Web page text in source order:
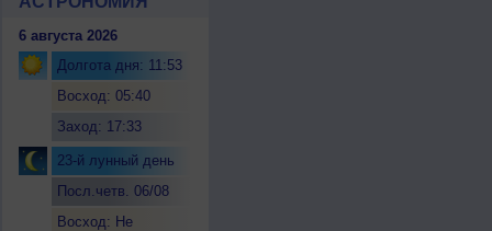
6 августа 2026
Долгота дня: 11:53
Восход: 05:40
Заход: 17:33
23-й лунный день
Посл.четв. 06/08
Восход: Не